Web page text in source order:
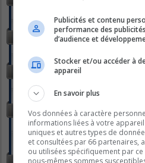
parlions de nous!
STYLE DE VIE
Tout pour vos recettes!
LA PARENT-THÈSE
Pour l'amour des enfants...
LA HALTE-SANTÉ
être en bonne santé!
Sujets :2549
LE STUDIO DE
Vous êtes à un "clic" de
travers votre lentille...
Publicités et contenu
performance des
d’audience et
Stocker et/ou accéder à
appareil
En savoir plus
Vos données à caractère
informations liées à votre
uniques et autres types de
et consultées par 66 partenaires,
ou utilisées spécifiquement par
nous-mêmes sommes